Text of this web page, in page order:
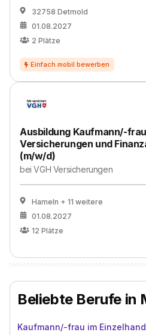
32758 Detmold
01.08.2027
2 Plätze
Ausbildung Kaufmann/-
Versicherungen und
(m/w/d)
beiVGH Versicherungen
Hameln + 11 weitere
01.08.2027
12 Plätze
Beliebte Berufe in
Kaufmann/-frau im